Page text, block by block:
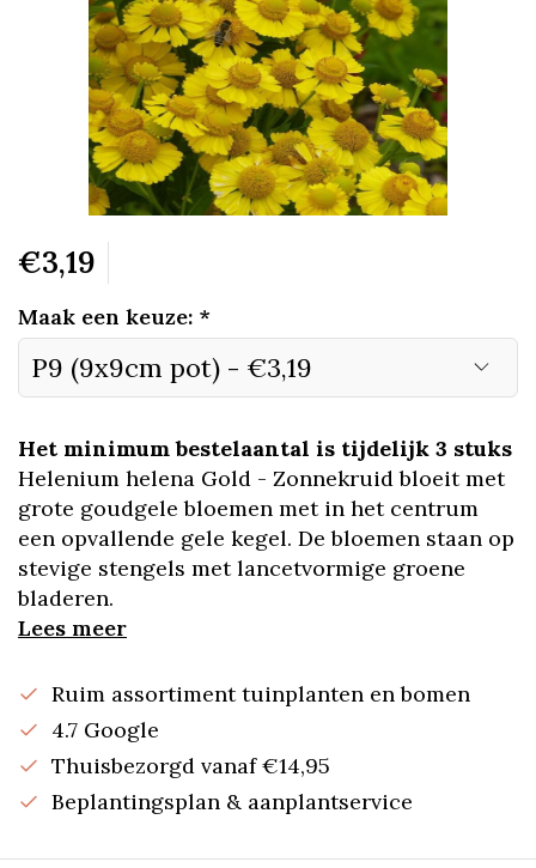
€3,19
Maak een keuze: *
Het minimum bestelaantal is tijdelijk 3 stuks
Helenium helena Gold - Zonnekruid bloeit met
grote goudgele bloemen met in het centrum
een opvallende gele kegel. De bloemen staan op
stevige stengels met lancetvormige groene
bladeren.
Lees meer
Ruim assortiment tuinplanten en bomen
4.7 Google
Thuisbezorgd vanaf €14,95
Beplantingsplan & aanplantservice